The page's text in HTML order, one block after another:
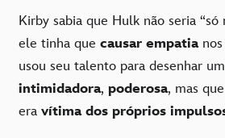
Kirby sabia que Hulk não seria “só
ele tinha que causar empatianos
usou seu talento para desenhar
intimidadora, poderosa, mas
era vítima dos próprios